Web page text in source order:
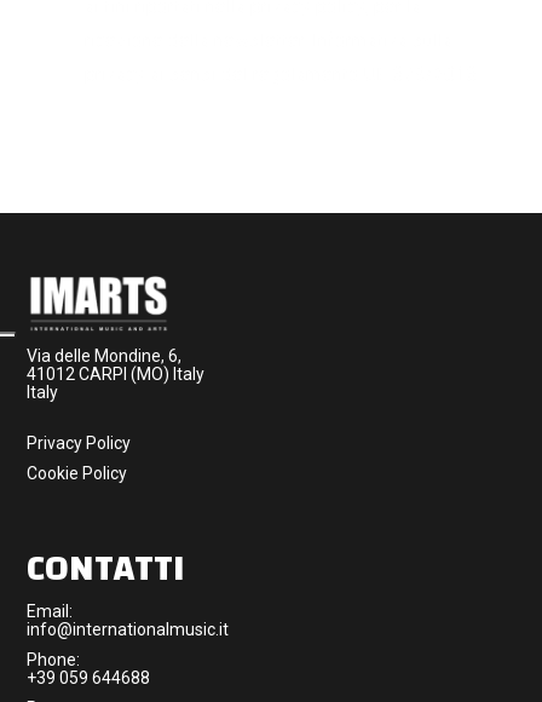
Via delle Mondine, 6,
41012 CARPI (MO) Italy
Italy
Privacy Policy
Cookie Policy
CONTATTI
Email:
info@internationalmusic.it
Phone:
+39 059 644688